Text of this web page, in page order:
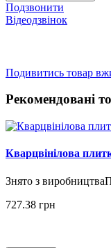
Подзвонити
Відеодзвінок
Подивитись товар
Рекомендовані
Кварцвінілова
Знято з
727.38 грн